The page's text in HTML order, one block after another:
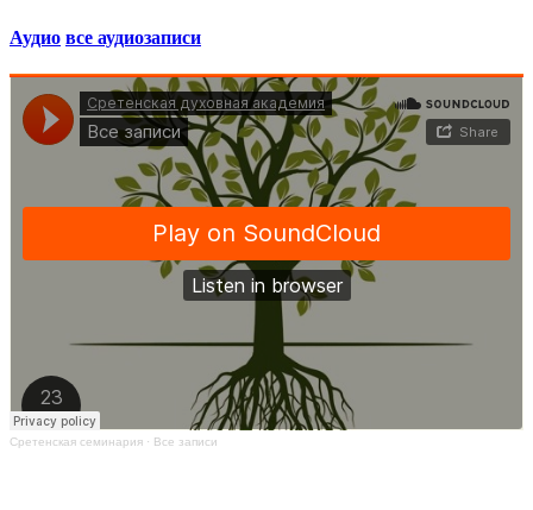
Аудио все аудиозаписи
Сретенская семинария · Все записи